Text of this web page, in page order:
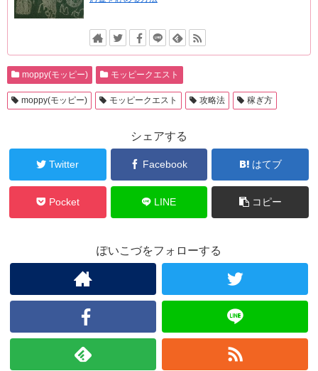
moppy(モッピー) モッピークエスト
moppy(モッピー) モッピークエスト 攻略法 稼ぎ方
シェアする
Twitter Facebook はてブ
Pocket LINE コピー
ぽいこづをフォローする